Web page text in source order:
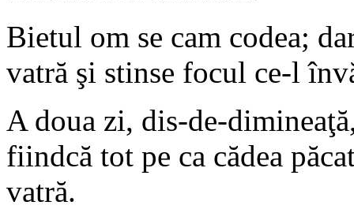
Bietul om se cam codea;
vatră şi stinse focul ce-l
A doua zi, dis-de-
fiindcă tot pe ca cădea
vatră.